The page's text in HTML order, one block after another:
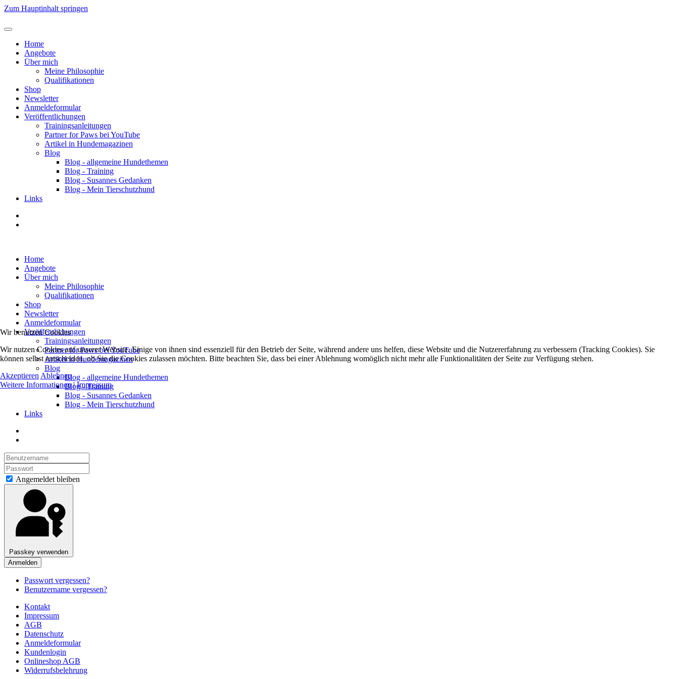
Zum Hauptinhalt springen
Home
Angebote
Über mich
Meine Philosophie
Qualifikationen
Shop
Newsletter
Anmeldeformular
Veröffentlichungen
Trainingsanleitungen
Partner for Paws bei YouTube
Artikel in Hundemagazinen
Blog
Blog - allgemeine Hundethemen
Blog - Training
Blog - Susannes Gedanken
Blog - Mein Tierschutzhund
Links
Home
Angebote
Über mich
Meine Philosophie
Qualifikationen
Shop
Newsletter
Anmeldeformular
Veröffentlichungen
Trainingsanleitungen
Partner for Paws bei YouTube
Artikel in Hundemagazinen
Blog
Blog - allgemeine Hundethemen
Blog - Training
Blog - Susannes Gedanken
Blog - Mein Tierschutzhund
Links
Angemeldet bleiben
Passkey verwenden
Anmelden
Passwort vergessen?
Benutzername vergessen?
Kontakt
Impressum
AGB
Datenschutz
Anmeldeformular
Kundenlogin
Onlineshop AGB
Widerrufsbelehrung
Wir benutzen Cookies
Wir nutzen Cookies auf unserer Website. Einige von ihnen sind essenziell für den Betrieb der Seite, während andere uns helfen, diese Website und die Nutzererfahrung zu verbessern (Tracking Cookies). Sie
können selbst entscheiden, ob Sie die Cookies zulassen möchten. Bitte beachten Sie, dass bei einer Ablehnung womöglich nicht mehr alle Funktionalitäten der Seite zur Verfügung stehen.
Akzeptieren Ablehnen
Weitere Informationen|Impressum